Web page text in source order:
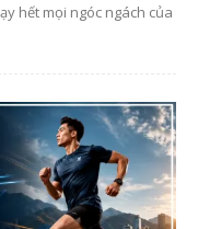
hết mọi ngóc ngách của